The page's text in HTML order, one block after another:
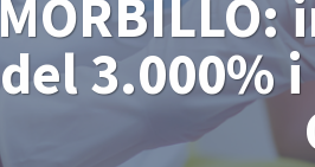
del 3.000%